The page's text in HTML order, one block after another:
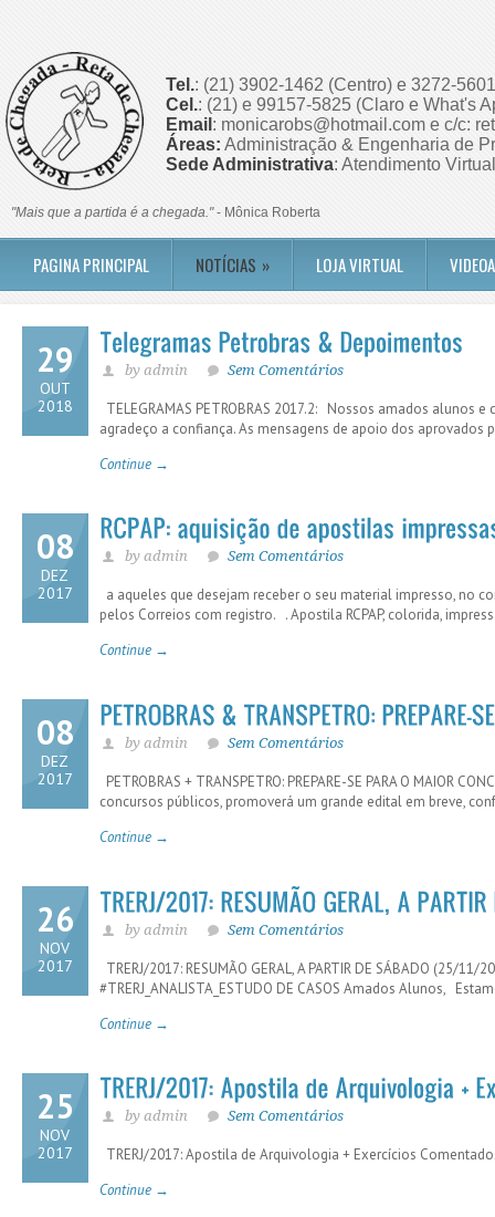
Tel.: (21) 3902-1462 (Centro) e 3272-
Cel.: (21) e 99157-5825 (Claro e What's
Email : monicarobs@hotmail.com e c/c:
Áreas: Administração & Engenharia de
Sede Administrativa: Atendimento Virtual
"Mais que a partida é a chegada."- Mônica Roberta
PAGINA PRINCIPAL NOTÍCIAS » LOJA VIRTUAL
29
OUT
2018
by admin Sem Comentários
TELEGRAMAS PETROBRAS 2017.2: Nossos amados
agradeço a confiança. As mensagens de apoio dos
Continue →
08
DEZ
2017
by admin Sem Comentários
a aqueles que desejam receber o seu material impresso, no
pelos Correios com registro. . Apostila RCPAP, colorida,
Continue →
08
DEZ
2017
by admin Sem Comentários
PETROBRAS + TRANSPETRO: PREPARE-SE PARA O MAIOR
concursos públicos, promoverá um grande edital em breve,
Continue →
26
NOV
2017
by admin Sem Comentários
TRERJ/2017: RESUMÃO GERAL, A PARTIR DE SÁBADO (25/
#TRERJ_ANALISTA_ESTUDO DE CASOS Amados Alunos,
Continue →
25
NOV
2017
by admin Sem Comentários
TRERJ/2017: Apostila de Arquivologia + Exercícios
Continue →